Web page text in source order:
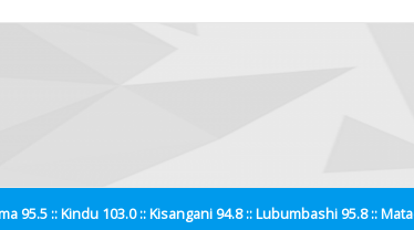
95.5 :: Kindu 103.0 :: Kisangani 94.8 :: Lubumbashi 95.8 ::